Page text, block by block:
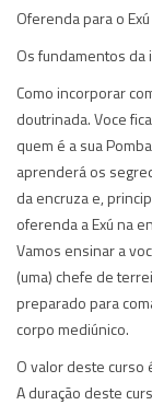
Oferenda para o
Os fundamentos da
Como incorporar
doutrinada. Voce
quem é a sua
aprenderá os
da encruza e,
oferenda a Exú na
Vamos ensinar a
(uma) chefe de
preparado para
corpo mediúnico.
O valor deste curso
A duração deste